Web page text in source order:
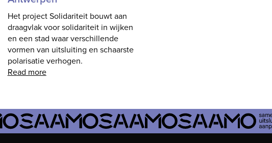
Het project Solidariteit bouwt aan
draagvlak voor solidariteit in wijken
en een stad waar verschillende
vormen van uitsluiting en schaarste
polarisatie verhogen.
Read more